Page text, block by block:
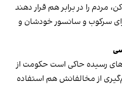
مردم را در برابر هم قرار دهند
سرکوب و سانسور خودشان و
رسیده حاکی است حکومت از
از مخالفانش هم استفاده